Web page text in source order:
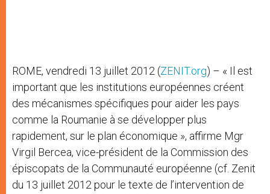
ROME, vendredi 13 juillet 2012 (ZENIT.org) – « Il est
important que les institutions européennes créent
des mécanismes spécifiques pour aider les pays
comme la Roumanie à se développer plus
rapidement, sur le plan économique », affirme Mgr
Virgil Bercea, vice-président de la Commission des
épiscopats de la Communauté européenne (cf. Zenit
du 13 juillet 2012 pour le texte de l’intervention de